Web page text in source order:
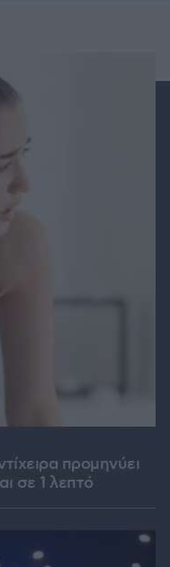
προμηνύει
σε 1 λεπτό